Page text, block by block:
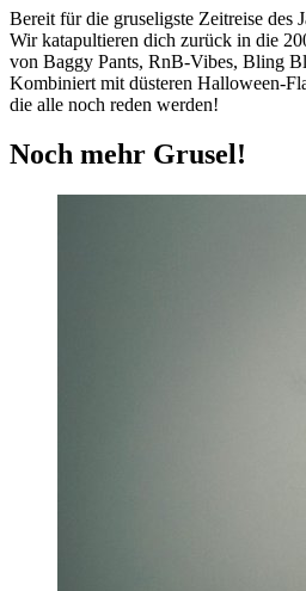
Bereit für die gruseligste Zeitreise des
Wir katapultieren dich zurück in die
von Baggy Pants, RnB-Vibes, Bling
Kombiniert mit düsteren Halloween-
die alle noch reden werden!
Noch mehr Grusel!